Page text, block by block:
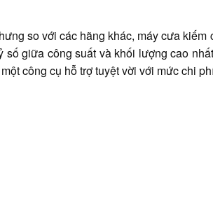
so với các hãng khác, máy cưa
giữa công suất và khối lượng cao
công cụ hỗ trợ tuyệt vời với mức chi